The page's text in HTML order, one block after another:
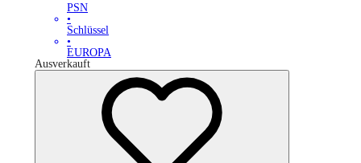
PSN
•
Schlüssel
•
EUROPA
Ausverkauft